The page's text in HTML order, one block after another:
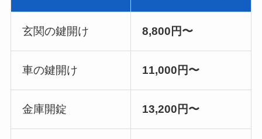
玄関の鍵開け 8,800円〜
車の鍵開け 11,000円〜
金庫開錠 13,200円〜